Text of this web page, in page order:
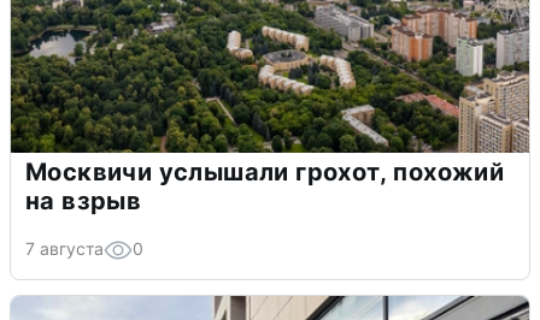
Москвичи услышали грохот, похожий
на взрыв
7 августа 0